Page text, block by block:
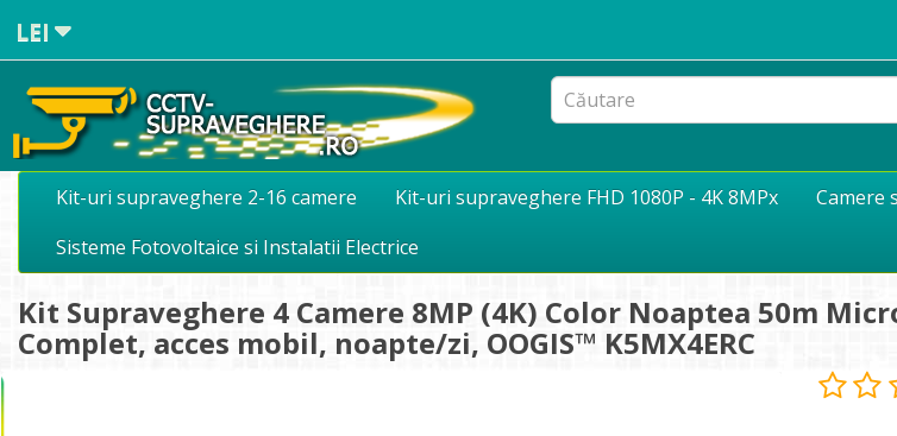
LEI
Kit-uri supraveghere 2-16 camere Kit-uri supraveghere FHD 1080P - 4K 8MPx Camere
Sisteme Fotovoltaice si Instalatii Electrice
Kit Supraveghere 4 Camere 8MP (4K) Color Noaptea 50m
Complet, acces mobil, noapte/zi, OOGIS™ K5MX4ERC